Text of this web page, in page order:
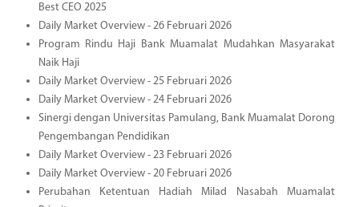
Best CEO 2025
Daily Market Overview - 26 Februari 2026
Program Rindu Haji Bank Muamalat Mudahkan Masyarakat
Naik Haji
Daily Market Overview - 25 Februari 2026
Daily Market Overview - 24 Februari 2026
Sinergi dengan Universitas Pamulang, Bank Muamalat Dorong
Pengembangan Pendidikan
Daily Market Overview - 23 Februari 2026
Daily Market Overview - 20 Februari 2026
Perubahan Ketentuan Hadiah Milad Nasabah Muamalat